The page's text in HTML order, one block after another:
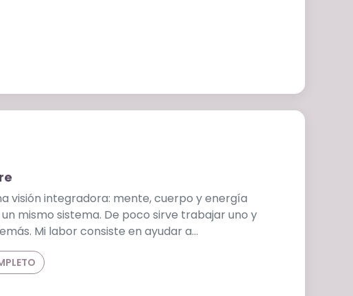
visión integradora: mente, cuerpo y energía
mismo sistema. De poco sirve trabajar uno y
Mi labor consiste en ayudar a…